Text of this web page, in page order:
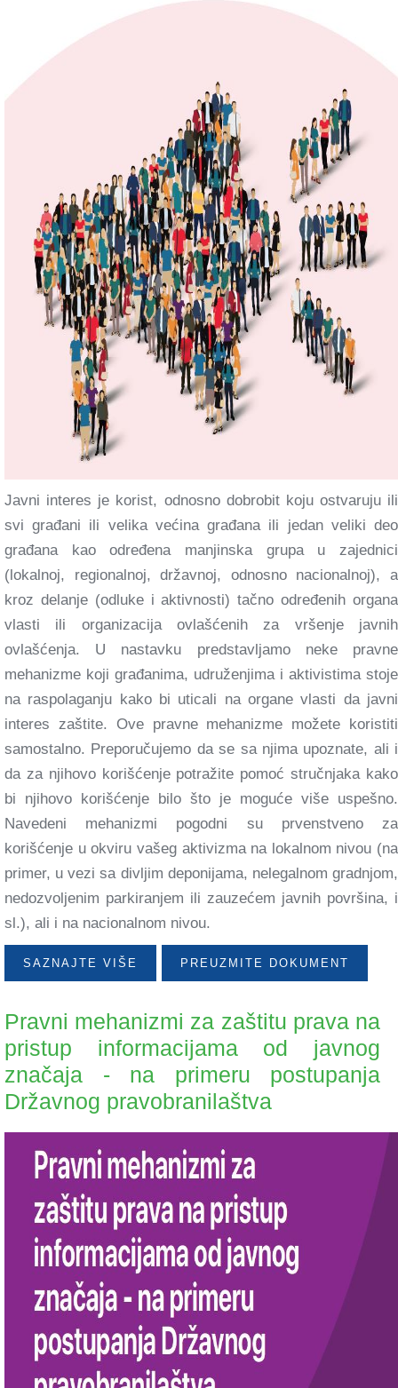
Javni interes je korist, odnosno dobrobit koju ostvaruju ili
svi građani ili velika većina građana ili jedan veliki deo
građana kao određena manjinska grupa u zajednici
(lokalnoj, regionalnoj, državnoj, odnosno nacionalnoj), a
kroz delanje (odluke i aktivnosti) tačno određenih organa
vlasti ili organizacija ovlašćenih za vršenje javnih
ovlašćenja. U nastavku predstavljamo neke pravne
mehanizme koji građanima, udruženjima i aktivistima stoje
na raspolaganju kako bi uticali na organe vlasti da javni
interes zaštite. Ove pravne mehanizme možete koristiti
samostalno. Preporučujemo da se sa njima upoznate, ali i
da za njihovo korišćenje potražite pomoć stručnjaka kako
bi njihovo korišćenje bilo što je moguće više uspešno.
Navedeni mehanizmi pogodni su prvenstveno za
korišćenje u okviru vašeg aktivizma na lokalnom nivou (na
primer, u vezi sa divljim deponijama, nelegalnom gradnjom,
nedozvoljenim parkiranjem ili zauzećem javnih površina, i
sl.), ali i na nacionalnom nivou.
SAZNAJTE VIŠE PREUZMITE DOKUMENT
Pravni mehanizmi za zaštitu prava na
pristup informacijama od javnog
značaja - na primeru postupanja
Državnog pravobranilaštva